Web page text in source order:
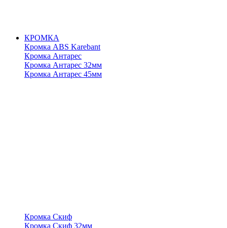
КРОМКА
Кромка ABS Karebant
Кромка Антарес
Кромка Антарес 32мм
Кромка Антарес 45мм
Кромка Скиф
Кромка Скиф 32мм